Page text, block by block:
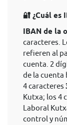
🔐 ¿Cuál es
IBAN de la
caracteres.
refieren al
cuenta. 2
de la cuenta
4 caracteres
Kutxa; los 4
Laboral
control y